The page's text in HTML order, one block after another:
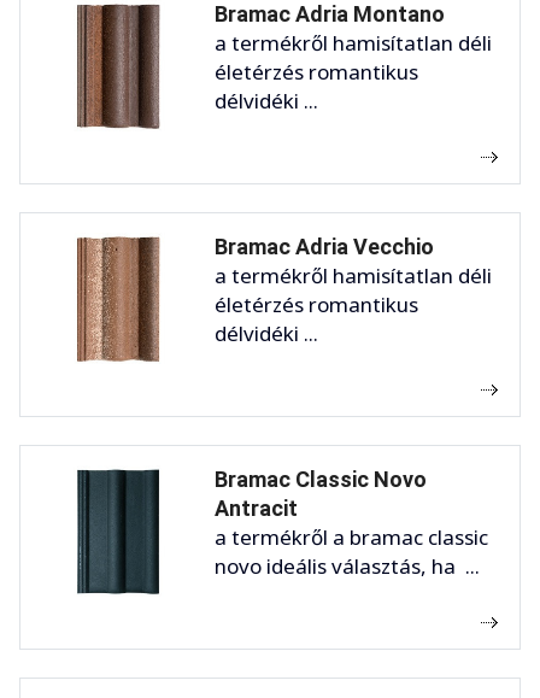
Bramac Adria Montano
a termékről hamisítatlan déli
életérzés romantikus
délvidéki ...
Bramac Adria Vecchio
a termékről hamisítatlan déli
életérzés romantikus
délvidéki ...
Bramac Classic Novo
Antracit
a termékről a bramac classic
novo ideális választás, ha ...